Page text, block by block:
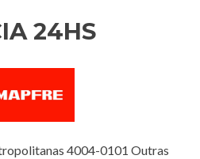
24HS
4004-0101 Outras